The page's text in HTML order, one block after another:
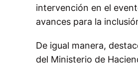
intervención en el
avances para la
De igual manera,
del Ministerio de